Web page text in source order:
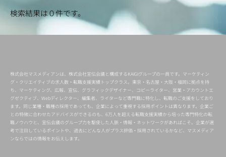
検索結果は０件です。
株式会社マスメディアンは、株式会社宣伝会議と構成するKAIGIグループの一員です。マーケティン
グ・クリエイティブの求人数・転職支援実績トップクラス。東京・名古屋・大阪・福岡に拠点を持
ち、マーケティング、広報、宣伝、グラフィックデザイナー、コピーライター、営業・アカウントエ
グゼクティブ、Webディレクター、編集者、ライターなど専門職に特化し、転職のご支援をしており
ます。同じ業種・職種の採用であっても、企業によって重視する採用ポイントは異なります。企業ご
との特徴に合わせたアドバイスができるのも、6万人を超える転職支援実績から培った専門特化の転
職ノウハウと、宣伝会議のグループ力を駆使した人脈・情報・ネットワークがあればこそ。企業が選
考で注目しているポイントや、過去にどんな人がプラス評価・採用されているかなど、マスメディア
ンならではの情報をお伝えします。